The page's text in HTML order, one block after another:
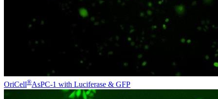
OriCell®AsPC-1 with Luciferase & GFP